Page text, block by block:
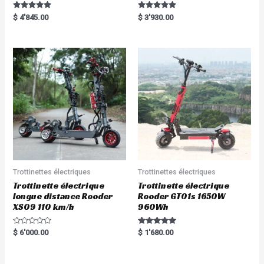
Rated
5.00
$ 4'845.00
Rated
5.00
$ 3'930.00
Trottinettes électriques
Trottinette électrique
longue distance Rooder
XS09 110 km/h
R
a
$ 6'000.00
Trottinettes électriques
Trottinette électrique
Rooder GT01s 1650W
960Wh
Rated
5.00
$ 1'680.00